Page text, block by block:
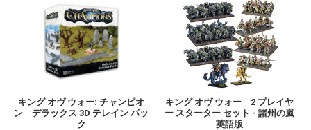
キング オヴ ウォー: チャンピオ
ン デラックス 3D テレイン パッ
ク
キング オヴ ウォー 2 プレイヤ
ー スターター セット - 諸州の嵐
英語版